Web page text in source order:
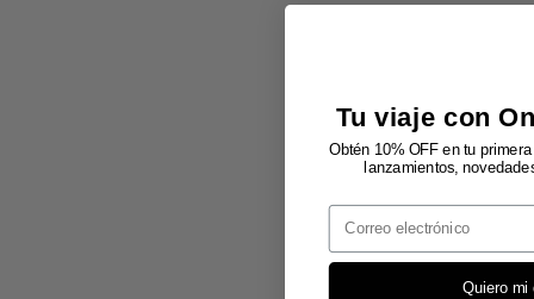
Tu viaje con
Obtén 10% OFF en tu
lanzamientos,
Email
Quiero mi